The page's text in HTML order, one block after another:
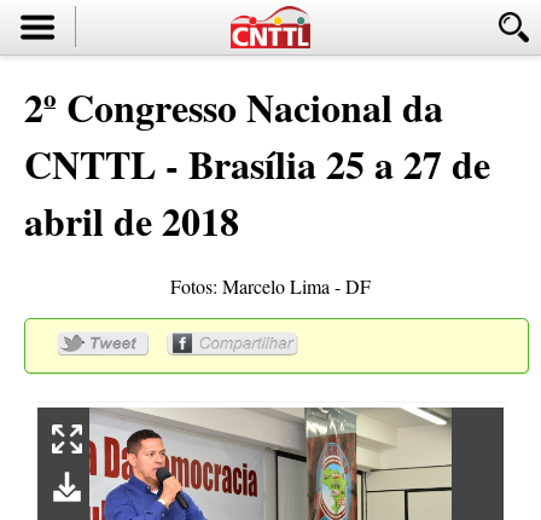
2º Congresso Nacional da
CNTTL - Brasília 25 a 27 de
abril de 2018
Fotos: Marcelo Lima - DF